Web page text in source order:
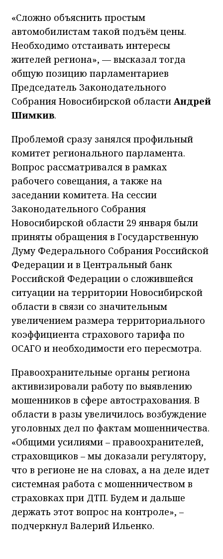
«Сложно объяснить простым
автомобилистам такой подъём цены.
Необходимо отстаивать интересы
жителей региона», — высказал тогда
общую позицию парламентариев
Председатель Законодательного
Собрания Новосибирской области Андрей
Шимкив.
Проблемой сразу занялся профильный
комитет регионального парламента.
Вопрос рассматривался в рамках
рабочего совещания, а также на
заседании комитета. На сессии
Законодательного Собрания
Новосибирской области 29 января были
приняты обращения в Государственную
Думу Федерального Собрания Российской
Федерации и в Центральный банк
Российской Федерации о сложившейся
ситуации на территории Новосибирской
области в связи со значительным
увеличением размера территориального
коэффициента страхового тарифа по
ОСАГО и необходимости его пересмотра.
Правоохранительные органы региона
активизировали работу по выявлению
мошенников в сфере автострахования. В
области в разы увеличилось возбуждение
уголовных дел по фактам мошенничества.
«Общими усилиями – правоохранителей,
страховщиков – мы доказали регулятору,
что в регионе не на словах, а на деле идет
системная работа с мошенничеством в
страховках при ДТП. Будем и дальше
держать этот вопрос на контроле», –
подчеркнул Валерий Ильенко.